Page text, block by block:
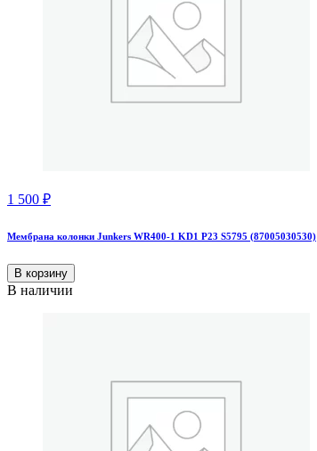
1 500 ₽
Мембрана колонки Junkers WR400-1 KD1 P23 S5795 (87005030530)
В корзину
В наличии